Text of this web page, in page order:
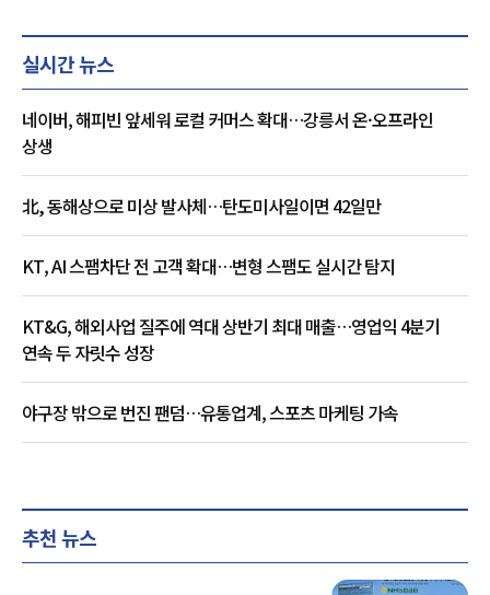
실시간 뉴스
네이버, 해피빈 앞세워 로컬 커머스 확대…강릉서 온·오프라인
상생
北, 동해상으로 미상 발사체…탄도미사일이면 42일만
KT, AI 스팸차단 전 고객 확대…변형 스팸도 실시간 탐지
KT&G, 해외사업 질주에 역대 상반기 최대 매출…영업익 4분기
연속 두 자릿수 성장
야구장 밖으로 번진 팬덤…유통업계, 스포츠 마케팅 가속
추천 뉴스